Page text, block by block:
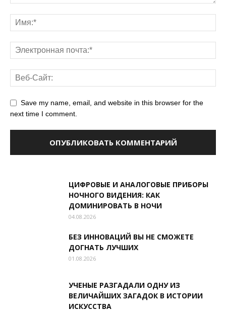
Save my name, email, and website in this browser for the
next time I comment.
ЦИФРОВЫЕ И АНАЛОГОВЫЕ ПРИБОРЫ
НОЧНОГО ВИДЕНИЯ: КАК
ДОМИНИРОВАТЬ В НОЧИ
04.08.2026
БЕЗ ИННОВАЦИЙ ВЫ НЕ СМОЖЕТЕ
ДОГНАТЬ ЛУЧШИХ
01.08.2026
УЧЕНЫЕ РАЗГАДАЛИ ОДНУ ИЗ
ВЕЛИЧАЙШИХ ЗАГАДОК В ИСТОРИИ
ИСКУССТВА